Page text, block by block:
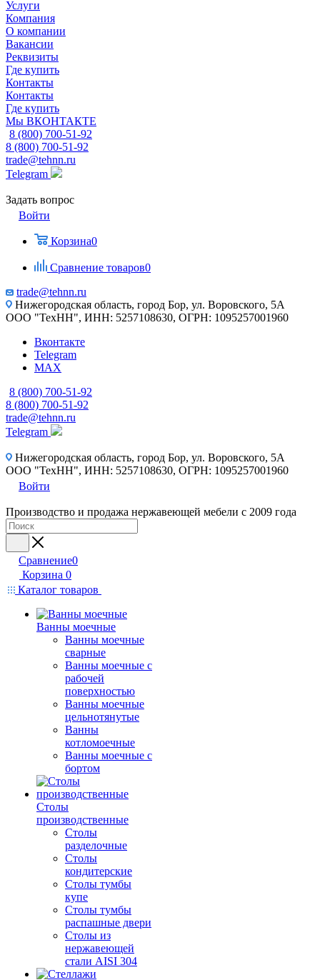
Услуги
Компания
О компании
Вакансии
Реквизиты
Где купить
Контакты
Контакты
Где купить
Мы ВКОНТАКТЕ
8 (800) 700-51-92
8 (800) 700-51-92
trade@tehnn.ru
Telegram
Задать вопрос
Войти
Корзина0
Сравнение товаров0
trade@tehnn.ru
Нижегородская область, город Бор, ул. Воровского, 5А
ООО "ТехНН", ИНН: 5257108630, ОГРН: 1095257001960
Вконтакте
Telegram
MAX
8 (800) 700-51-92
8 (800) 700-51-92
trade@tehnn.ru
Telegram
Нижегородская область, город Бор, ул. Воровского, 5А
ООО "ТехНН", ИНН: 5257108630, ОГРН: 1095257001960
Войти
Производство и продажа нержавеющей мебели с 2009 года
Сравнение0
Корзина 0
Каталог товаров
Ванны моечные
Ванны моечные
сварные
Ванны моечные с
рабочей
поверхностью
Ванны моечные
цельнотянутые
Ванны
котломоечные
Ванны моечные с
бортом
Столы
производственные
Столы
разделочные
Столы
кондитерские
Столы тумбы
купе
Столы тумбы
распашные двери
Столы из
нержавеющей
стали AISI 304